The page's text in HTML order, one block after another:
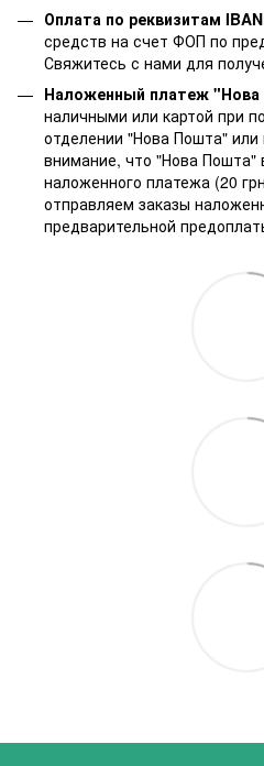
Оплата по реквизитам
средств на счет ФОП по
Свяжитесь с нами для
Наложенный платеж
наличными или картой при
отделении "Нова Пошта" или
внимание, что "Нова Пошта"
наложенного платежа (20
отправляем заказы
предварительной